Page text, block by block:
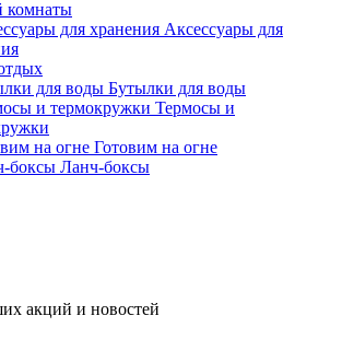
комнаты
Аксессуары для
Бутылки для воды
Термосы и
Готовим на огне
Ланч-боксы
акций и новостей